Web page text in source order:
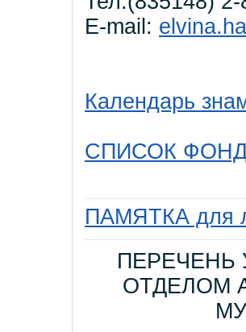
E-mail:
Календарь
СПИСОК
ПАМЯТКА для
ПЕРЕЧЕНЬ
ОТДЕЛОМ